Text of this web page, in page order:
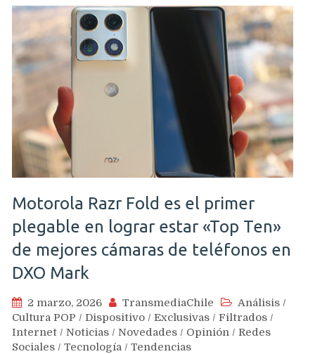
Motorola Razr Fold es el primer
plegable en lograr estar «Top Ten»
de mejores cámaras de teléfonos en
DXO Mark
2 marzo, 2026 TransmediaChile Análisis /
Cultura POP / Dispositivo / Exclusivas / Filtrados /
Internet / Noticias / Novedades / Opinión / Redes
Sociales / Tecnología / Tendencias